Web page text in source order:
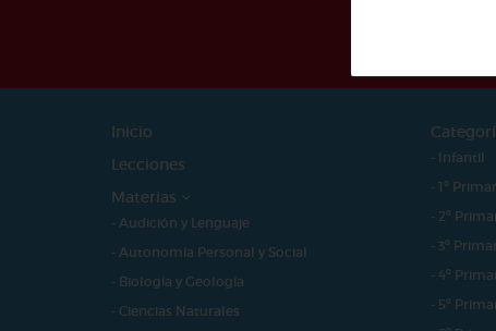
Inicio
Lecciones
Materias
- Audición y Lenguaje
- Autonomía Personal y Social
- Biología y Geología
- Ciencias Naturales
- Infantil
- 1º
- 2º
- 3º
- 4º
- 5º